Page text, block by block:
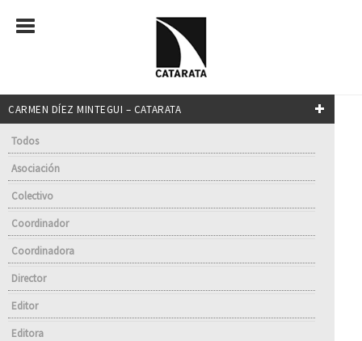
CARMEN DÍEZ MINTEGUI – CATARATA
Todos
Asociación
Colectivo
Coordinador
Coordinadora
Director
Editor
Editora